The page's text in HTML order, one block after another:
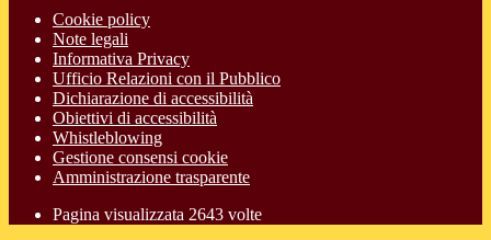
Cookie policy
Note legali
Informativa Privacy
Ufficio Relazioni con il Pubblico
Dichiarazione di accessibilità
Obiettivi di accessibilità
Whistleblowing
Gestione consensi cookie
Amministrazione trasparente
Pagina visualizzata 2643 volte